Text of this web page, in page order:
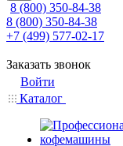
8 (800) 350-84-38
8 (800) 350-84-38
+7 (499) 577-02-17
Заказать звонок
Войти
Каталог